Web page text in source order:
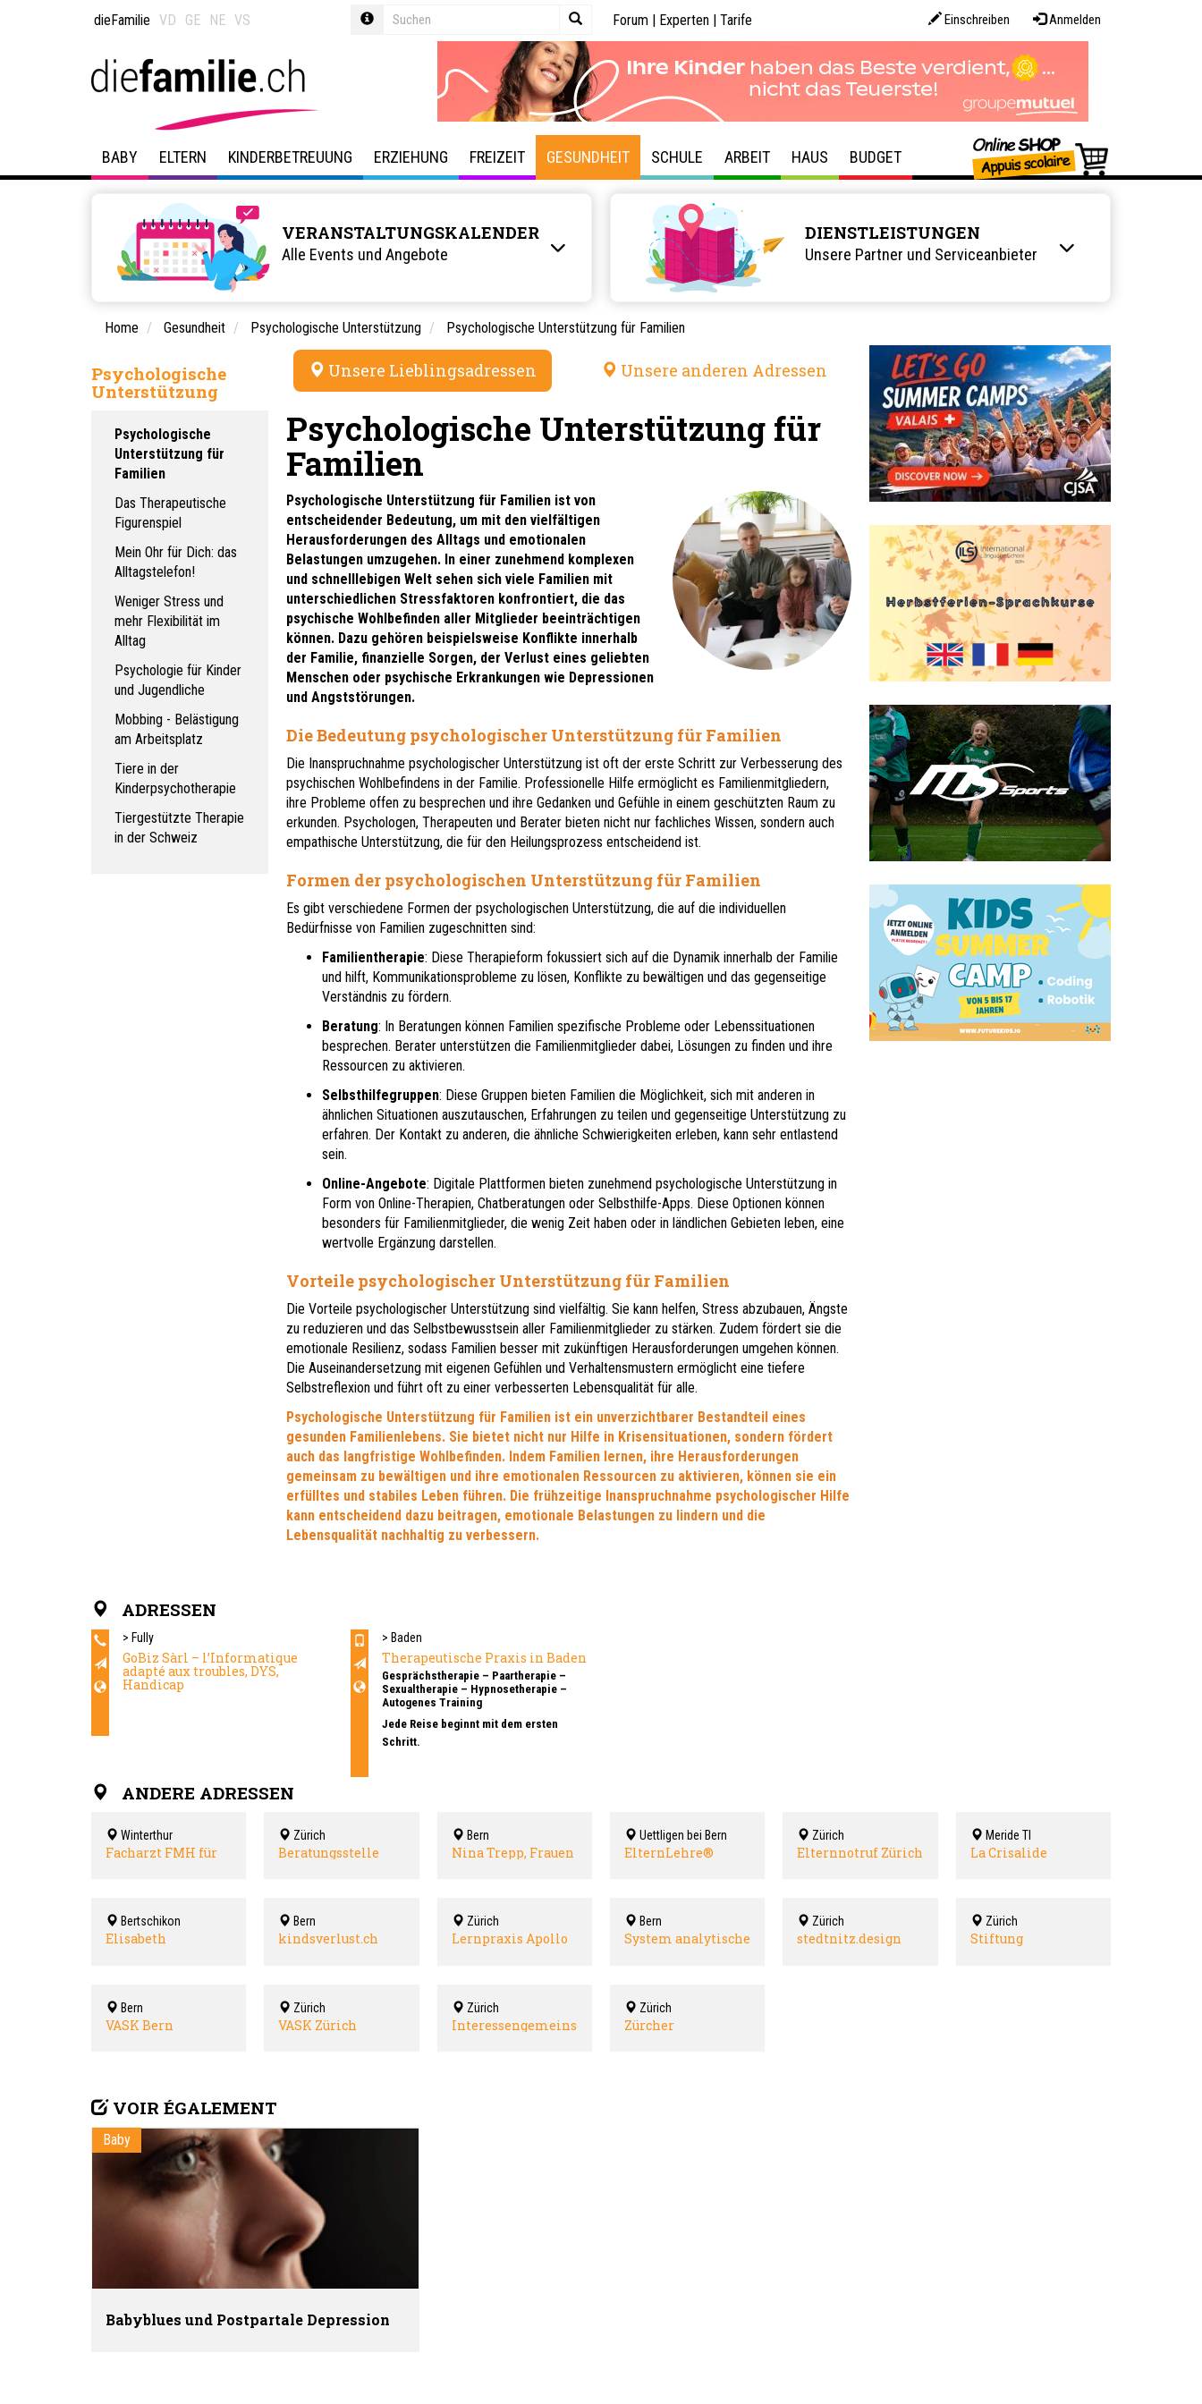
dieFamilie VD GE NE VS Einschreiben Anmelden
Forum | Experten | Tarife
BABY ELTERN KINDERBETREUUNG ERZIEHUNG FREIZEIT GESUNDHEIT SCHULE ARBEIT HAUS BUDGET
VERANSTALTUNGSKALENDER
Alle Events und Angebote
DIENSTLEISTUNGEN
Unsere Partner und Serviceanbieter
Home Gesundheit Psychologische Unterstützung Psychologische Unterstützung für Familien
Psychologische
Unterstützung
Psychologische
Unterstützung für
Familien
Das Therapeutische
Figurenspiel
Mein Ohr für Dich: das
Alltagstelefon!
Weniger Stress und
mehr Flexibilität im
Alltag
Psychologie für Kinder
und Jugendliche
Mobbing - Belästigung
am Arbeitsplatz
Tiere in der
Kinderpsychotherapie
Tiergestützte Therapie
in der Schweiz
Unsere Lieblingsadressen Unsere anderen Adressen
Psychologische Unterstützung für
Familien
Psychologische Unterstützung für Familien ist von
entscheidender Bedeutung, um mit den vielfältigen
Herausforderungen des Alltags und emotionalen
Belastungen umzugehen. In einer zunehmend komplexen
und schnelllebigen Welt sehen sich viele Familien mit
unterschiedlichen Stressfaktoren konfrontiert, die das
psychische Wohlbefinden aller Mitglieder beeinträchtigen
können. Dazu gehören beispielsweise Konflikte innerhalb
der Familie, finanzielle Sorgen, der Verlust eines geliebten
Menschen oder psychische Erkrankungen wie Depressionen
und Angststörungen.
Die Bedeutung psychologischer Unterstützung für Familien
Die Inanspruchnahme psychologischer Unterstützung ist oft der erste Schritt zur Verbesserung des
psychischen Wohlbefindens in der Familie. Professionelle Hilfe ermöglicht es Familienmitgliedern,
ihre Probleme offen zu besprechen und ihre Gedanken und Gefühle in einem geschützten Raum zu
erkunden. Psychologen, Therapeuten und Berater bieten nicht nur fachliches Wissen, sondern auch
empathische Unterstützung, die für den Heilungsprozess entscheidend ist.
Formen der psychologischen Unterstützung für Familien
Es gibt verschiedene Formen der psychologischen Unterstützung, die auf die individuellen
Bedürfnisse von Familien zugeschnitten sind:
Familientherapie: Diese Therapieform fokussiert sich auf die Dynamik innerhalb der Familie
und hilft, Kommunikationsprobleme zu lösen, Konflikte zu bewältigen und das gegenseitige
Verständnis zu fördern.
Beratung: In Beratungen können Familien spezifische Probleme oder Lebenssituationen
besprechen. Berater unterstützen die Familienmitglieder dabei, Lösungen zu finden und ihre
Ressourcen zu aktivieren.
Selbsthilfegruppen: Diese Gruppen bieten Familien die Möglichkeit, sich mit anderen in
ähnlichen Situationen auszutauschen, Erfahrungen zu teilen und gegenseitige Unterstützung zu
erfahren. Der Kontakt zu anderen, die ähnliche Schwierigkeiten erleben, kann sehr entlastend
sein.
Online-Angebote: Digitale Plattformen bieten zunehmend psychologische Unterstützung in
Form von Online-Therapien, Chatberatungen oder Selbsthilfe-Apps. Diese Optionen können
besonders für Familienmitglieder, die wenig Zeit haben oder in ländlichen Gebieten leben, eine
wertvolle Ergänzung darstellen.
Vorteile psychologischer Unterstützung für Familien
Die Vorteile psychologischer Unterstützung sind vielfältig. Sie kann helfen, Stress abzubauen, Ängste
zu reduzieren und das Selbstbewusstsein aller Familienmitglieder zu stärken. Zudem fördert sie die
emotionale Resilienz, sodass Familien besser mit zukünftigen Herausforderungen umgehen können.
Die Auseinandersetzung mit eigenen Gefühlen und Verhaltensmustern ermöglicht eine tiefere
Selbstreflexion und führt oft zu einer verbesserten Lebensqualität für alle.
Psychologische Unterstützung für Familien ist ein unverzichtbarer Bestandteil eines
gesunden Familienlebens. Sie bietet nicht nur Hilfe in Krisensituationen, sondern fördert
auch das langfristige Wohlbefinden. Indem Familien lernen, ihre Herausforderungen
gemeinsam zu bewältigen und ihre emotionalen Ressourcen zu aktivieren, können sie ein
erfülltes und stabiles Leben führen. Die frühzeitige Inanspruchnahme psychologischer Hilfe
kann entscheidend dazu beitragen, emotionale Belastungen zu lindern und die
Lebensqualität nachhaltig zu verbessern.
ADRESSEN
> Fully
GoBiz Sàrl – l’Informatique
adapté aux troubles, DYS,
Handicap
> Baden
Therapeutische Praxis in Baden
Gesprächstherapie – Paartherapie –
Sexualtherapie – Hypnosetherapie –
Autogenes Training
Seit dem Jahr 2000 begleiten wir Menschen
bei ihren Prozessen.
- Naturorientierte Prozessbegleitung
- Sexualtherapie
Jede Reise beginnt mit dem ersten
Schritt.
ANDERE ADRESSEN
Winterthur
Facharzt FMH für
Zürich
Beratungsstelle
Bern
Nina Trepp, Frauen
Uettligen bei Bern
ElternLehre®
Zürich
Elternnotruf Zürich
Meride TI
La Crisalide
Bertschikon
Elisabeth
Bern
kindsverlust.ch
Zürich
Lernpraxis Apollo
Bern
System analytische
Zürich
stedtnitz.design
Zürich
Stiftung
Bern
VASK Bern
Zürich
VASK Zürich
Zürich
Interessengemeinschaft
Zürich
Zürcher
VOIR ÉGALEMENT
Baby
Babyblues und Postpartale Depression